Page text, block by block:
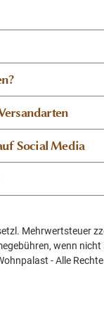
Social Media
Mehrwertsteuer
wenn nicht
- Alle